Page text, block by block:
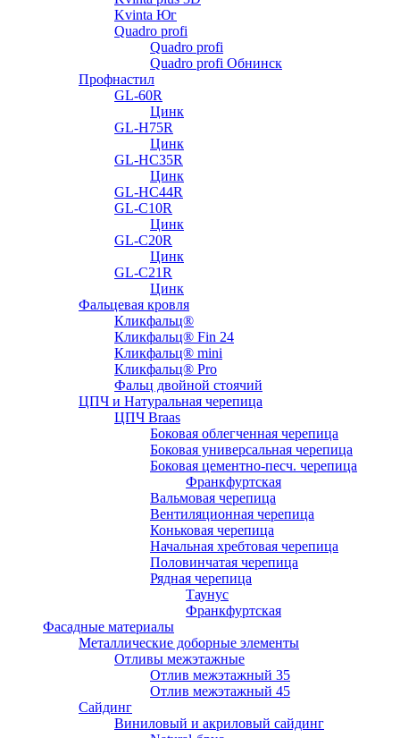
Kvinta Юг
Quadro profi
Quadro profi
Quadro profi Обнинск
Профнастил
GL-60R
Цинк
GL-H75R
Цинк
GL-HC35R
Цинк
GL-HC44R
GL-С10R
Цинк
GL-С20R
Цинк
GL-С21R
Цинк
Фальцевая кровля
Кликфальц®
Кликфальц® Fin 24
Кликфальц® mini
Кликфальц® Pro
Фальц двойной стоячий
ЦПЧ и Натуральная черепица
ЦПЧ Braas
Боковая облегченная черепица
Боковая универсальная черепица
Боковая цементно-песч. черепица
Франкфуртская
Вальмовая черепица
Вентиляционная черепица
Коньковая черепица
Начальная хребтовая черепица
Половинчатая черепица
Рядная черепица
Таунус
Франкфуртская
Фасадные материалы
Металлические доборные элементы
Отливы межэтажные
Отлив межэтажный 35
Отлив межэтажный 45
Сайдинг
Виниловый и акриловый сайдинг